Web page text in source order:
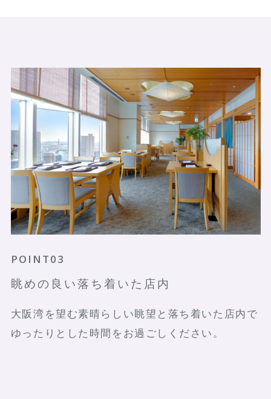
POINT01
旬の食材を五感で味わう会席料理
四季折々、季節の趣を感じる会席料理で、ゆった
りと流れる時間をご堪能ください。
POINT02
職人の技
無形文化遺産である「和食」。その伝統と文化を
重んじた職人の知恵と技で素材本来の旨みを引き
POINT03
眺めの良い落ち着いた店内
大阪湾を望む素晴らしい眺望と落ち着いた店内で
ゆったりとした時間をお過ごしください。
POINT04
プライベートを大切にした個室
少人数様でもご利用いただける個室スペースや素
晴らしい眺望の洋個室、畳の上にテーブルと椅子
POINT05
こだわりの日本酒
料理との相性の良い味わいと風味を大切にした日
本酒をお愉しみください。